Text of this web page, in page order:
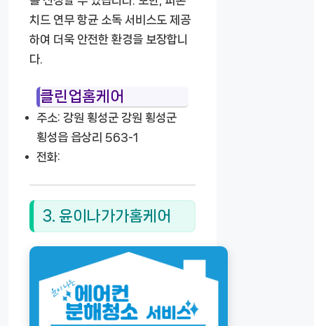
치드 연무 항균 소독 서비스도 제공
하여 더욱 안전한 환경을 보장합니
다.
클린업홈케어
주소: 강원 횡성군 강원 횡성군
횡성읍 읍상리 563-1
전화:
3. 윤이나가가홈케어